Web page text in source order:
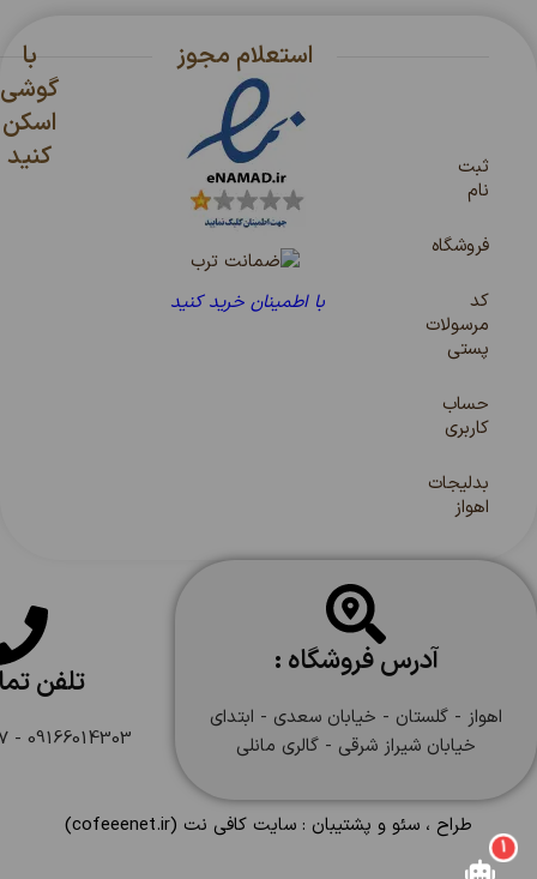
ثبت
نام
فروشگاه
کد
مرسولات
پستی
حساب
کاربری
بدلیجات
اهواز
استعلام مجوز
با اطمینان خرید کنید
با
گوشی
اسکن
کنید
آدرس فروشگاه :
اهواز - گلستان - خیابان سعدی - ابتدای
خیابان شیراز شرقی - گالری مانلی
تلفن
09166014303 - 09166108747
طراح ، سئو و پشتیبان : سایت کافی نت (cofeeenet.ir)
1